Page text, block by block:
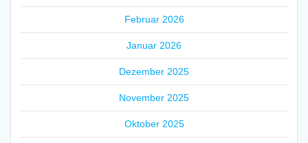
Februar 2026
Januar 2026
Dezember 2025
November 2025
Oktober 2025